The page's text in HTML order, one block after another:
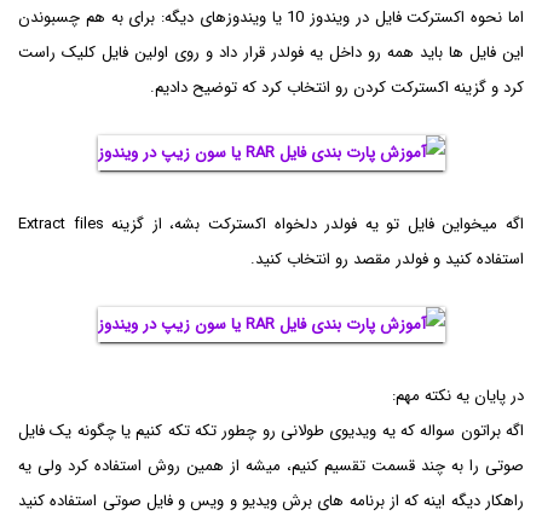
اما نحوه اکسترکت فایل در ویندوز 10 یا ویندوزهای دیگه: برای به هم چسبوندن
این فایل ها باید همه رو داخل یه فولدر قرار داد و روی اولین فایل کلیک راست
کرد و گزینه اکسترکت کردن رو انتخاب کرد که توضیح دادیم.
اگه میخواین فایل تو یه فولدر دلخواه اکسترکت بشه، از گزینه Extract files
استفاده کنید و فولدر مقصد رو انتخاب کنید.
در پایان یه نکته مهم:
اگه براتون سواله که یه ویدیوی طولانی رو چطور تکه تکه کنیم یا چگونه یک فایل
صوتی را به چند قسمت تقسیم کنیم، میشه از همین روش استفاده کرد ولی یه
راهکار دیگه اینه که از برنامه های برش ویدیو و ویس و فایل صوتی استفاده کنید